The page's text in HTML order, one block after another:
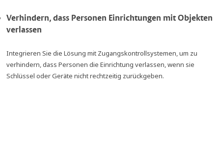
Verhindern, dass Personen Einrichtungen mit Objekten
verlassen
Integrieren Sie die Lösung mit Zugangskontrollsystemen, um zu
verhindern, dass Personen die Einrichtung verlassen, wenn sie
Schlüssel oder Geräte nicht rechtzeitig zurückgeben.